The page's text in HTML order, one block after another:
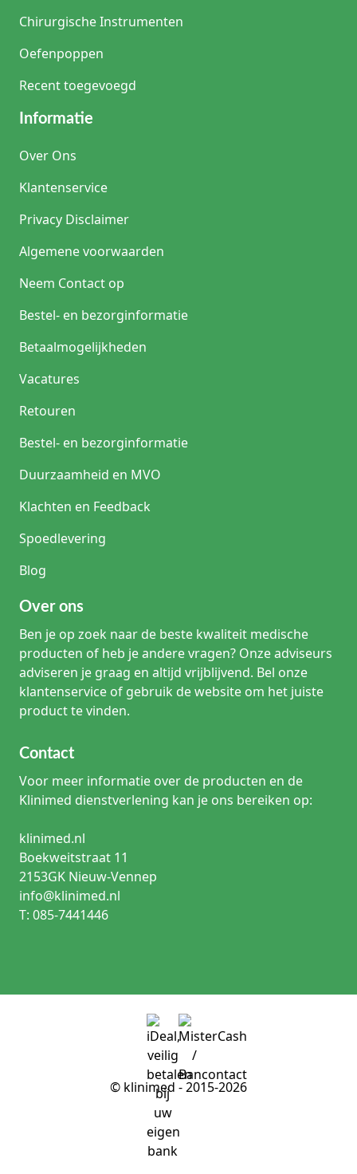
Chirurgische Instrumenten
Oefenpoppen
Recent toegevoegd
Informatie
Over Ons
Klantenservice
Privacy Disclaimer
Algemene voorwaarden
Neem Contact op
Bestel- en bezorginformatie
Betaalmogelijkheden
Vacatures
Retouren
Bestel- en bezorginformatie
Duurzaamheid en MVO
Klachten en Feedback
Spoedlevering
Blog
Over ons
Ben je op zoek naar de beste kwaliteit medische
producten of heb je andere vragen? Onze adviseurs
adviseren je graag en altijd vrijblijvend. Bel onze
klantenservice of gebruik de website om het juiste
product te vinden.
Contact
Voor meer informatie over de producten en de
Klinimed dienstverlening kan je ons bereiken op:
klinimed.nl
Boekweitstraat 11
2153GK Nieuw-Vennep
info@klinimed.nl
T: 085-7441446
© klinimed - 2015-2026